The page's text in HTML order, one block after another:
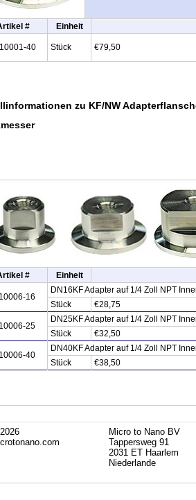
# Einheit
40 Stück €79,50
zu KF/NW
# Einheit
16
DN16KF Adapter auf 1/4 Zoll NPT
Stück
€28,75
25
DN25KF Adapter auf 1/4 Zoll NPT
Stück
€32,50
40
DN40KF Adapter auf 1/4 Zoll NPT
Stück
€38,50
Micro to Nano BV
Tappersweg 91
2031 ET Haarlem
Niederlande